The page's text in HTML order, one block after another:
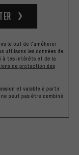
le but de l'améliorer
utilisons les données de
à tes intérêts et de la
de protection des
et valable à partir
peut pas être combiné